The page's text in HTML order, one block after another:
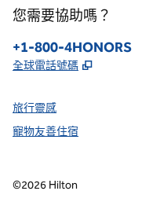
您需要協助嗎？
電話：
+1-800-4HONORS
全球電話號碼 ,
旅行靈感
寵物友善住宿
©2026 Hilton